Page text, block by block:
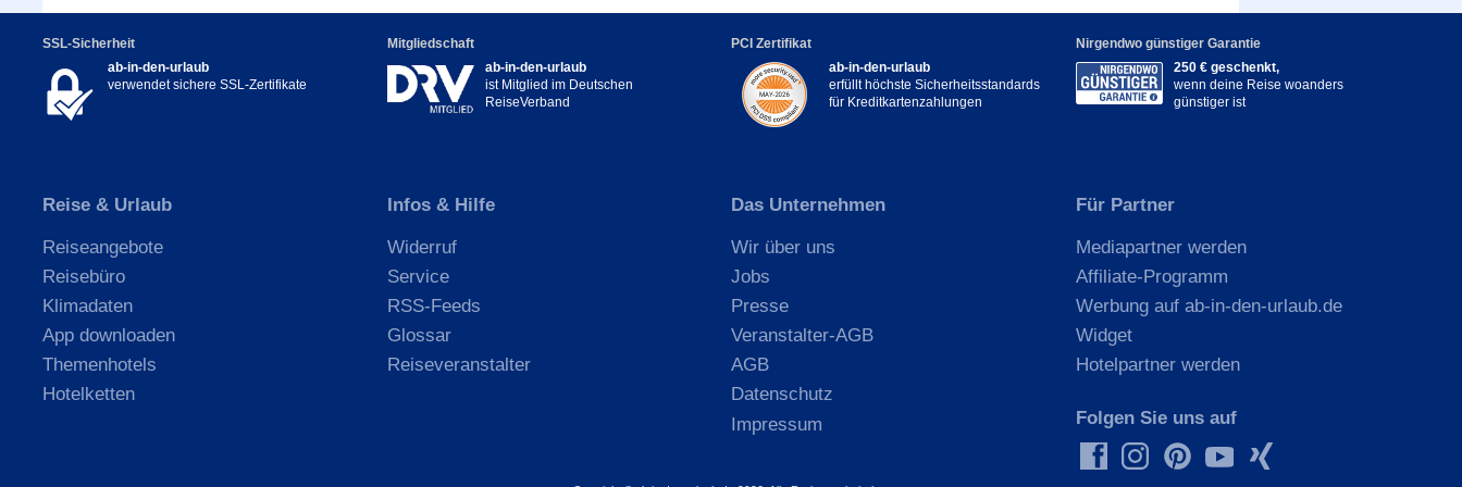
SSL-Sicherheit
ab-in-den-urlaub
verwendet sichere SSL-Zertifikate
Mitgliedschaft
ab-in-den-urlaub
ist Mitglied im Deutschen
ReiseVerband
PCI Zertifikat
ab-in-den-urlaub
erfüllt höchste Sicherheitsstandards
für Kreditkartenzahlungen
Nirgendwo günstiger Garantie
250 € geschenkt,
wenn deine Reise woanders
günstiger ist
Reise & Urlaub
Reiseangebote
Reisebüro
Klimadaten
App downloaden
Themenhotels
Hotelketten
Infos & Hilfe
Widerruf
Service
RSS-Feeds
Glossar
Reiseveranstalter
Das Unternehmen
Wir über uns
Jobs
Presse
Veranstalter-AGB
AGB
Datenschutz
Impressum
Für Partner
Mediapartner werden
Affiliate-Programm
Werbung auf ab-in-den-urlaub.de
Widget
Hotelpartner werden
Folgen Sie uns auf